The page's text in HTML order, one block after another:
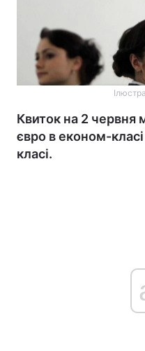
Квиток на 2 червня
євро в економ-класі
класі.